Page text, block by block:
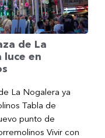
de La
luce en
La Nogalera ya
Tabla de
punto de
Vivir con